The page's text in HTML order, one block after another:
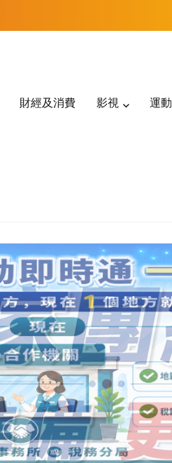
財經及消費 影視 運動